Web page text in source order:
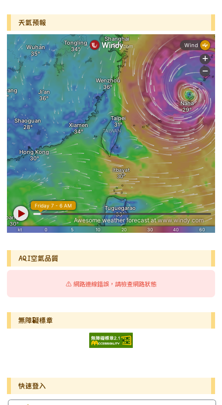
天氣預報
AQI空氣品質
⚠️ 網路連線錯誤，請檢查網路狀態
無障礙標章
右邊區域內容
快速登入